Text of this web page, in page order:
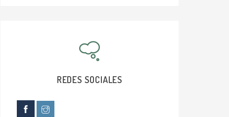
REDES SOCIALES